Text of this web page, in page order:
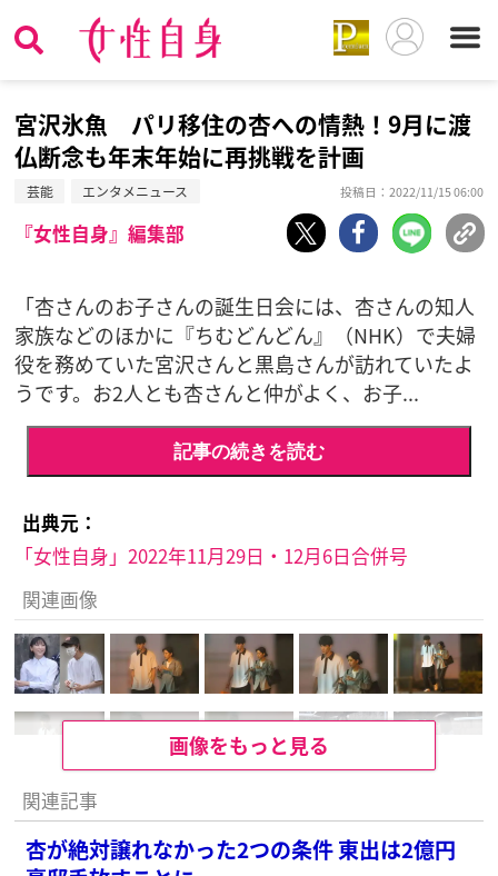
宮沢氷魚 パリ移住の杏への情熱！9月に渡
仏断念も年末年始に再挑戦を計画
芸能 エンタメニュース 投稿日：2022/11/15 06:00
『女性自身』編集部
「杏さんのお子さんの誕生日会には、杏さんの知人
家族などのほかに『ちむどんどん』（NHK）で夫婦
役を務めていた宮沢さんと黒島さんが訪れていたよ
うです。お2人とも杏さんと仲がよく、お子...
記事の続きを読む
出典元：
「女性自身」2022年11月29日・12月6日合併号
関連画像
画像をもっと見る
関連記事
杏が絶対譲れなかった2つの条件 東出は2億円